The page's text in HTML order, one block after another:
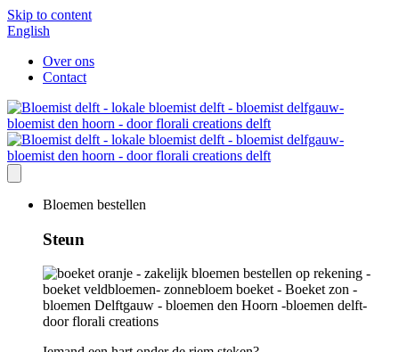
Skip to content
English
Over ons
Contact
Bloemen bestellen
Steun